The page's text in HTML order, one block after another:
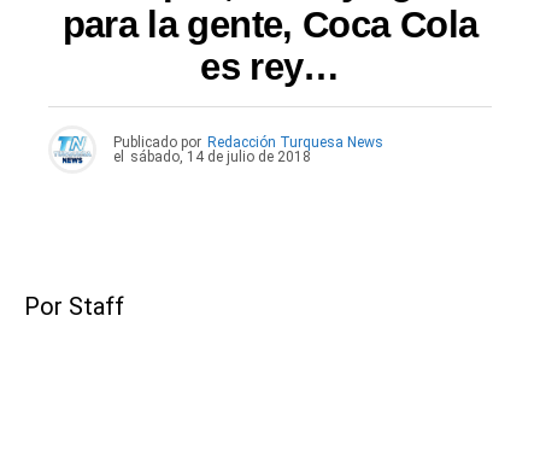
para la gente, Coca Cola
es rey…
Publicado por Redacción Turquesa News
el
sábado, 14 de julio de 2018
Por Staff